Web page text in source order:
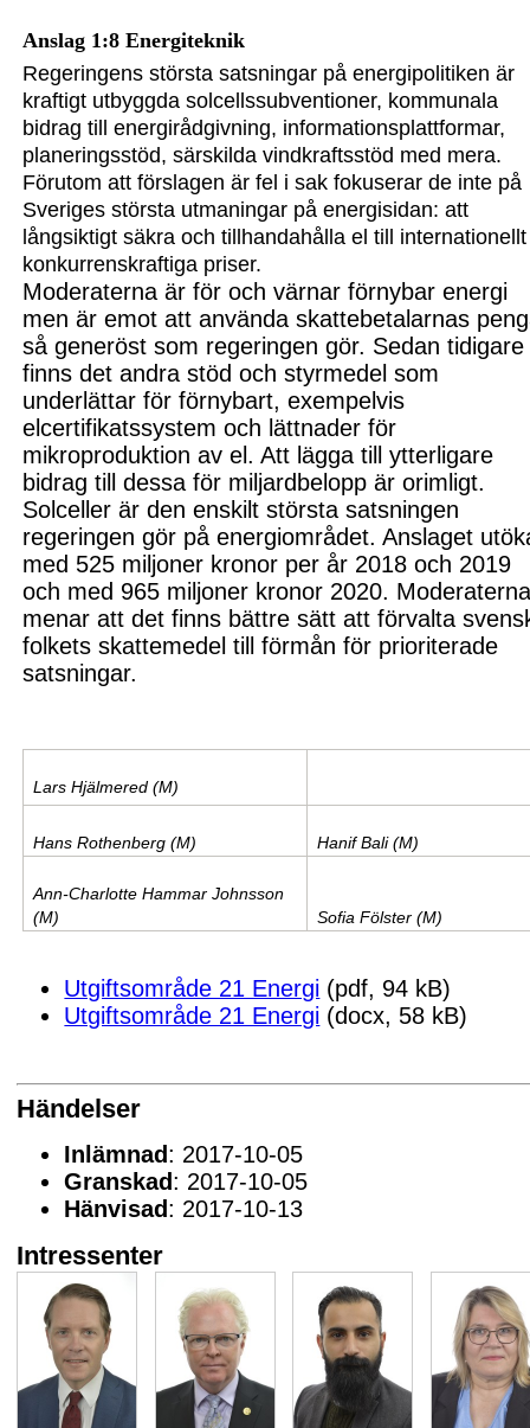
Anslag 1:8 Energiteknik
Regeringens största satsningar på energipolitiken är
kraftigt utbyggda solcellssubventioner, kommunala
bidrag till energirådgivning, informationsplattformar,
planeringsstöd, särskilda vindkraftsstöd med mera.
Förutom att förslagen är fel i sak fokuserar de inte på
Sveriges största utmaningar på energisidan: att
långsiktigt säkra och tillhandahålla el till internationellt
konkurrenskraftiga priser.
Moderaterna är för och värnar förnybar energi
men är emot att använda skattebetalarnas
så generöst som regeringen gör. Sedan tidigare
finns det andra stöd och styrmedel som
underlättar för förnybart, exempelvis
elcertifikatssystem och lättnader för
mikroproduktion av el. Att lägga till ytterligare
bidrag till dessa för miljardbelopp är orimligt.
Solceller är den enskilt största satsningen
regeringen gör på energiområdet. Anslaget
med 525 miljoner kronor per år 2018 och 2019
och med 965 miljoner kronor 2020.
menar att det finns bättre sätt att förvalta
folkets skattemedel till förmån för prioriterade
satsningar.
Lars Hjälmered (M)
Hans Rothenberg (M) Hanif Bali (M)
Ann-Charlotte Hammar Johnsson
(M)
Sofia Fölster (M)
Utgiftsområde 21 Energi (pdf, 94 kB)
Utgiftsområde 21 Energi (docx, 58 kB)
Händelser
Inlämnad: 2017-10-05
Granskad: 2017-10-05
Hänvisad: 2017-10-13
Intressenter